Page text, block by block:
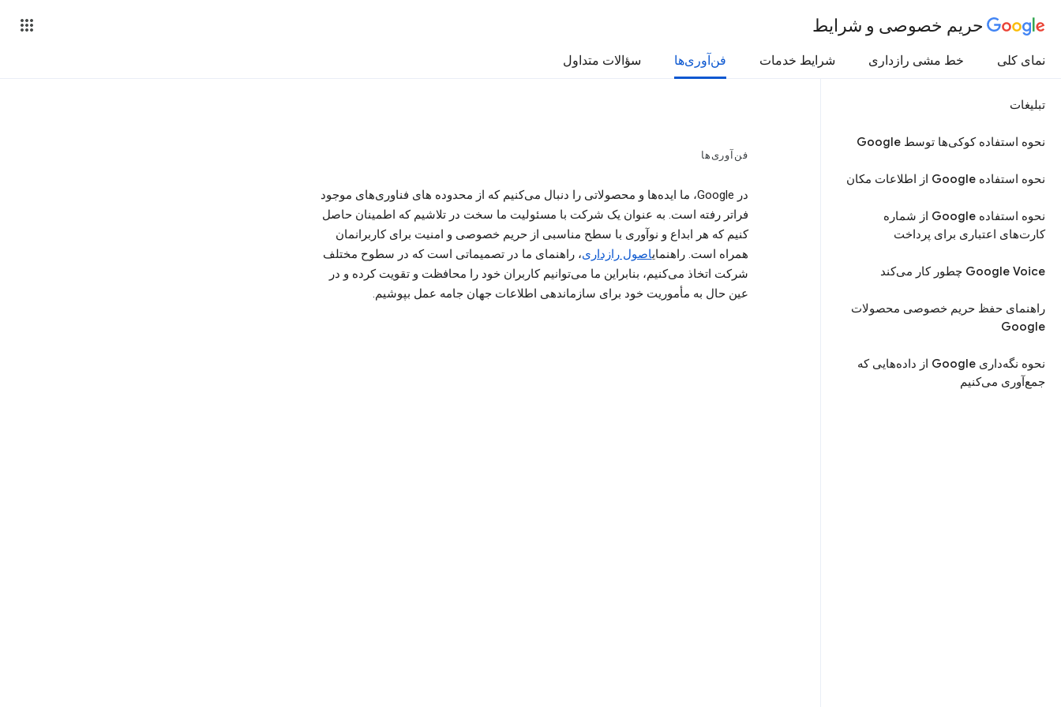
حریم خصوصی و شرایط
نمای کلی خط مشی رازداری شرایط خدمات فن‌آوری‌ها سؤالات متداول
تبلیغات
نحوه استفاده کوکی‌ها توسط Google
نحوه استفاده Google از اطلاعات مکان
نحوه استفاده Google از شماره
کارت‌های اعتباری برای پرداخت
Google Voice چطور کار می‌کند
راهنمای حفظ حریم خصوصی محصولات
Google
نحوه نگه‌داری Google‌ از داده‌هایی که
جمع‌آوری می‌کنیم
فن‌آوری‌ها
در Google، ما ایده‌ها و محصولاتی را دنبال می‌کنیم که از محدوده های فناوری‌های موجود
فراتر رفته است. به عنوان یک شرکت با مسئولیت ما سخت در تلاشیم که اطمینان حاصل
کنیم که هر ابداع و نوآوری با سطح مناسبی از حریم خصوصی و امنیت برای کاربرانمان
همراه است. راهنمایاصول رازداری، راهنمای ما در تصمیماتی است که در سطوح مختلف
شرکت اتخاذ می‌کنیم، بنابراین ما می‌توانیم کاربران خود را محافظت و تقویت کرده و در
عین حال به مأموریت خود برای سازماندهی اطلاعات جهان جامه عمل بپوشیم.